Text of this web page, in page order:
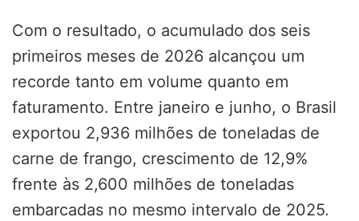
Com o resultado, o acumulado dos seis
primeiros meses de 2026 alcançou um
recorde tanto em volume quanto em
faturamento. Entre janeiro e junho, o Brasil
exportou 2,936 milhões de toneladas de
carne de frango, crescimento de 12,9%
frente às 2,600 milhões de toneladas
embarcadas no mesmo intervalo de 2025.